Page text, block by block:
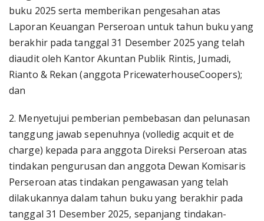
buku 2025 serta memberikan pengesahan atas
Laporan Keuangan Perseroan untuk tahun buku yang
berakhir pada tanggal 31 Desember 2025 yang telah
diaudit oleh Kantor Akuntan Publik Rintis, Jumadi,
Rianto & Rekan (anggota PricewaterhouseCoopers);
dan
2. Menyetujui pemberian pembebasan dan pelunasan
tanggung jawab sepenuhnya (volledig acquit et de
charge) kepada para anggota Direksi Perseroan atas
tindakan pengurusan dan anggota Dewan Komisaris
Perseroan atas tindakan pengawasan yang telah
dilakukannya dalam tahun buku yang berakhir pada
tanggal 31 Desember 2025, sepanjang tindakan-